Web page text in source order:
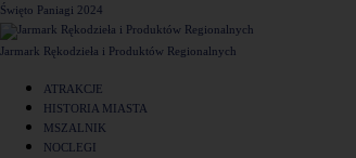
Święto Paniagi 2024
Jarmark Rękodzieła i Produktów Regionalnych
ATRAKCJE
HISTORIA MIASTA
MSZALNIK
NOCLEGI